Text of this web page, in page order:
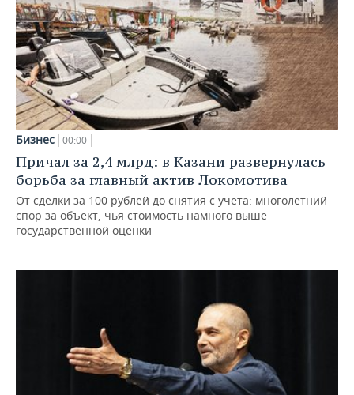
Бизнес 00:00
Причал за 2,4 млрд: в Казани развернулась
борьба за главный актив Локомотива
От сделки за 100 рублей до снятия с учета: многолетний
спор за объект, чья стоимость намного выше
государственной оценки